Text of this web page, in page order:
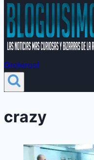
Groleros!
crazy